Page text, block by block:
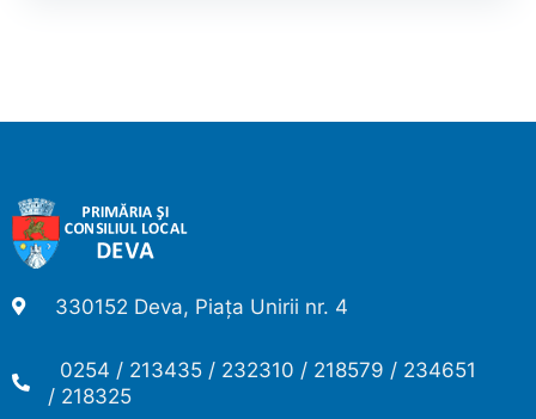
330152 Deva, Piața Unirii nr. 4
0254 / 213435 / 232310 / 218579 / 234651
/ 218325